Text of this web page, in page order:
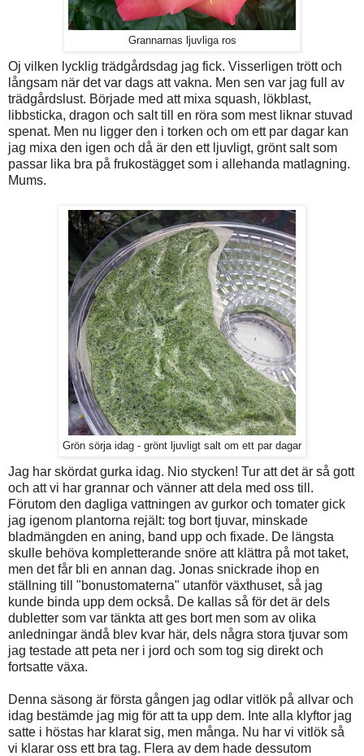
Grannarnas ljuvliga ros
Oj vilken lycklig trädgårdsdag jag fick. Visserligen trött och
långsam när det var dags att vakna. Men sen var jag full av
trädgårdslust. Började med att mixa squash, lökblast,
libbsticka, dragon och salt till en röra som mest liknar stuvad
spenat. Men nu ligger den i torken och om ett par dagar kan
jag mixa den igen och då är den ett ljuvligt, grönt salt som
passar lika bra på frukostägget som i allehanda matlagning.
Mums.
Grön sörja idag - grönt ljuvligt salt om ett par dagar
Jag har skördat gurka idag. Nio stycken! Tur att det är så gott
och att vi har grannar och vänner att dela med oss till.
Förutom den dagliga vattningen av gurkor och tomater gick
jag igenom plantorna rejält: tog bort tjuvar, minskade
bladmängden en aning, band upp och fixade. De längsta
skulle behöva kompletterande snöre att klättra på mot taket,
men det får bli en annan dag. Jonas snickrade ihop en
ställning till "bonustomaterna" utanför växthuset, så jag
kunde binda upp dem också. De kallas så för det är dels
dubletter som var tänkta att ges bort men som av olika
anledningar ändå blev kvar här, dels några stora tjuvar som
jag testade att peta ner i jord och som tog sig direkt och
fortsatte växa.
Denna säsong är första gången jag odlar vitlök på allvar och
idag bestämde jag mig för att ta upp dem. Inte alla klyftor jag
satte i höstas har klarat sig, men många. Nu har vi vitlök så
vi klarar oss ett bra tag. Flera av dem hade dessutom